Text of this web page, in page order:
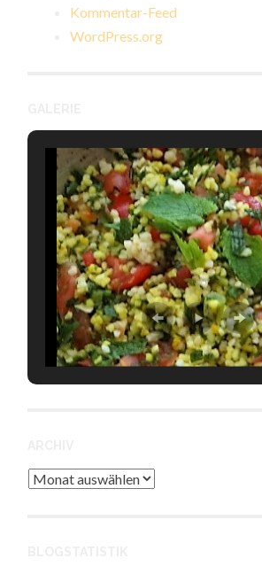
Kommentar-Feed
WordPress.org
Archiv